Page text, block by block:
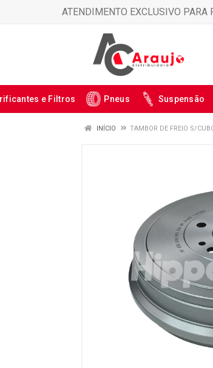
ATENDIMENTO EXCLUSIVO PARA
e Filtros Pneus Suspensão
INÍCIO TAMBOR DE FREIO S/